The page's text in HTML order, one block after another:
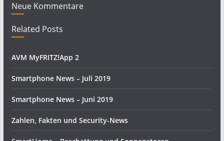
Neue Kommentare
Related Posts
AVM MyFRITZ!App 2
Smartphone News – Juli 2019
Smartphone News – Juni 2019
Zahlen, Fakten und Security-News